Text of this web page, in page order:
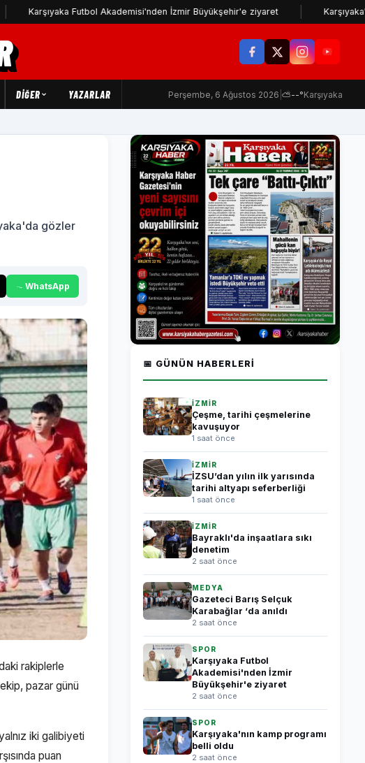
Futbol Akademisi'nden İzmir Büyükşehir'e ziyaret Karşıyaka'nın
DIĞER YAZARLAR Perşembe, 6 Ağustos 2026 ⛅--°Karşıyaka
gözler
WhatsApp
rakiplerle
pazar günü
iki galibiyeti
puan
📅 GÜNÜN HABERLERI
İZMİR
Çeşme, tarihi çeşmelerine
kavuşuyor
1 saat önce
İZMİR
İZSU’dan yılın ilk yarısında
tarihi altyapı seferberliği
1 saat önce
İZMİR
Bayraklı'da inşaatlara sıkı
denetim
2 saat önce
MEDYA
Gazeteci Barış Selçuk
Karabağlar ‘da anıldı
2 saat önce
SPOR
Karşıyaka Futbol
Akademisi'nden İzmir
Büyükşehir'e ziyaret
2 saat önce
SPOR
Karşıyaka'nın kamp programı
belli oldu
2 saat önce